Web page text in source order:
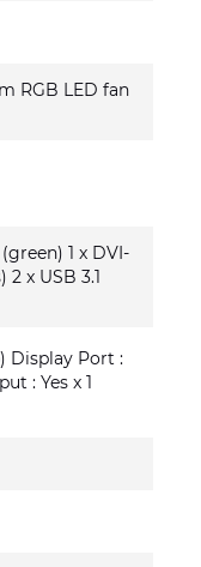
RGB LED fan
1 x DVI-
2 x USB 3.1
Display Port :
: Yes x 1